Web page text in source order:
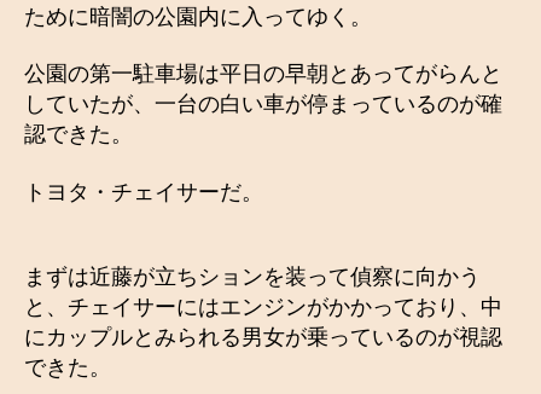
ために暗闇の公園内に入ってゆく。
公園の第一駐車場は平日の早朝とあってがらんと
していたが、一台の白い車が停まっているのが確
認できた。
トヨタ・チェイサーだ。
まずは近藤が立ちションを装って偵察に向かう
と、チェイサーにはエンジンがかかっており、中
にカップルとみられる男女が乗っているのが視認
できた。